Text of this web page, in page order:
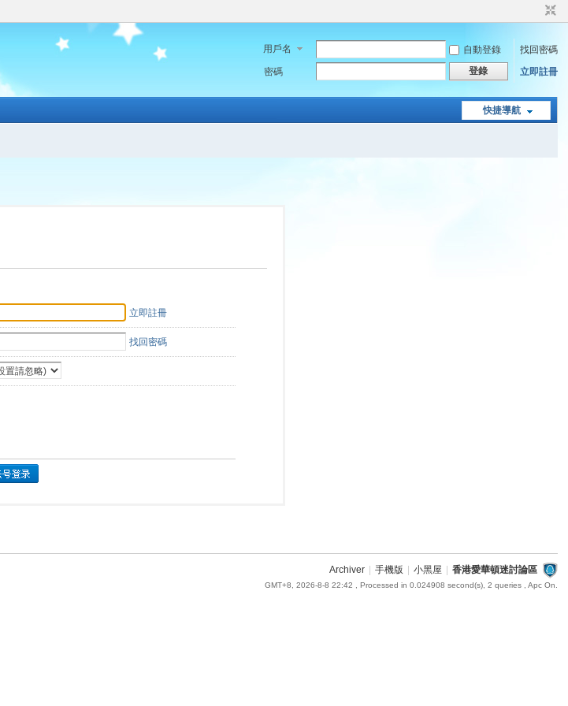
用戶名 自動登錄
找回密碼
密碼
登錄 立即註冊
快捷導航
立即註冊
找回密碼
Archiver 手機版 小黑屋 香港愛華頓迷討論區
GMT+8, 2026-8-8 22:42 , Processed in 0.024908 second(s), 2 queries , Apc On.